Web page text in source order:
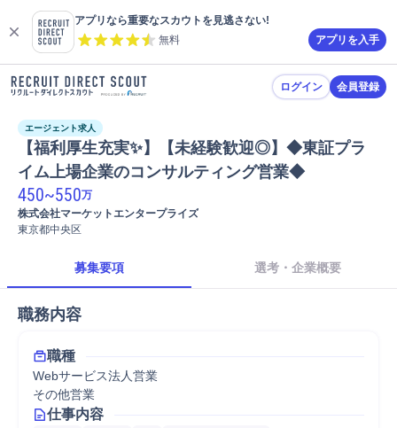
アプリなら重要なスカウトを見逃さない!
無料
アプリを入手
ログイン 会員登録
エージェント求人
【福利厚生充実✨】【未経験歓迎◎】◆東証プラ
イム上場企業のコンサルティング営業◆
450~550万
株式会社マーケットエンタープライズ
東京都中央区
募集要項 選考・企業概要
職務内容
職種
Webサービス法人営業
その他営業
仕事内容